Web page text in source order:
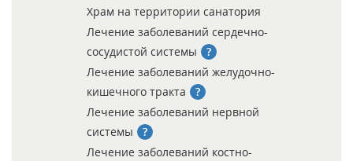
Храм на территории санатория
Лечение заболеваний сердечно-
сосудистой системы
Лечение заболеваний желудочно-
кишечного тракта
Лечение заболеваний нервной
системы
Лечение заболеваний костно-